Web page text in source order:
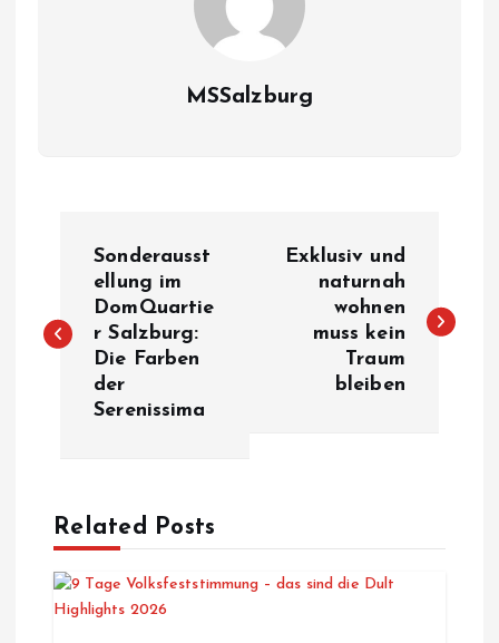
MSSalzburg
i
a
g
s
Sonderausst
ellung im
DomQuartie
r Salzburg:
Die Farben
der
Serenissima
Exklusiv und
naturnah
wohnen
muss kein
Traum
bleiben
Related Posts